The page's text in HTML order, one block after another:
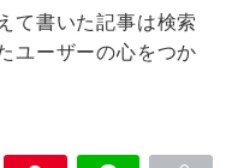
て書いた記事は検索
ユーザーの心をつか